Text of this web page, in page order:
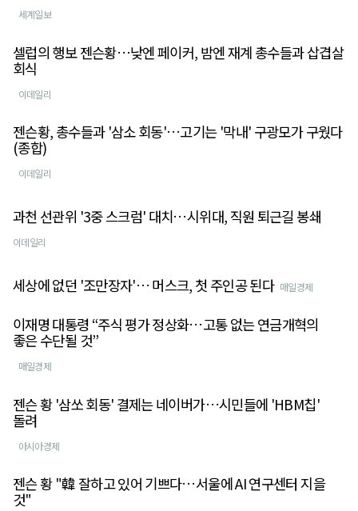
세계일보
셀럽의 행보 젠슨황…낮엔 페이커, 밤엔 재계 총수들과 삽겹살
회식
이데일리
젠슨황, 총수들과 '삼소 회동'…고기는 '막내' 구광모가 구웠다
(종합)
이데일리
과천 선관위 '3중 스크럼' 대치…시위대, 직원 퇴근길 봉쇄
이데일리
세상에 없던 '조만장자'… 머스크, 첫 주인공 된다 매일경제
이재명 대통령 “주식 평가 정상화…고통 없는 연금개혁의
좋은 수단될 것”
매일경제
젠슨 황 '삼쏘 회동' 결제는 네이버가…시민들에 'HBM칩'
돌려
아시아경제
젠슨 황 "韓 잘하고 있어 기쁘다…서울에 AI 연구센터 지을
것"